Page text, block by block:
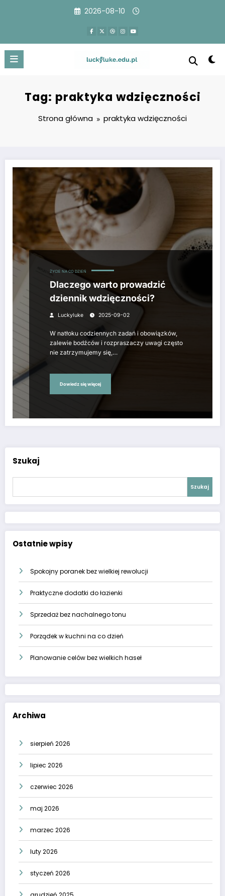
2026-08-10
Tag: praktyka wdzięczności
Strona główna praktyka wdzięczności
ŻYCIE NA CO DZIEŃ
Dlaczego warto prowadzić
dziennik wdzięczności?
Luckyluke 2025-09-02
W natłoku codziennych zadań i obowiązków,
zalewie bodźców i rozpraszaczy uwagi często
nie zatrzymujemy się,…
Dowiedz się więcej
Szukaj
Szukaj
Ostatnie wpisy
Spokojny poranek bez wielkiej rewolucji
Praktyczne dodatki do łazienki
Sprzedaż bez nachalnego tonu
Porządek w kuchni na co dzień
Planowanie celów bez wielkich haseł
Archiwa
sierpień 2026
lipiec 2026
czerwiec 2026
maj 2026
marzec 2026
luty 2026
styczeń 2026